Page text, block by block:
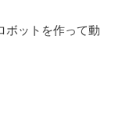
ットを作って動